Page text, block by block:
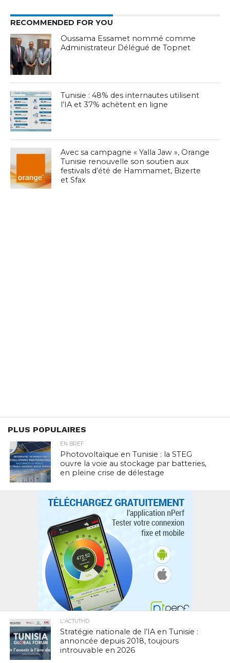
RECOMMENDED FOR YOU
Oussama Essamet nommé comme
Administrateur Délégué de Topnet
Tunisie : 48% des internautes utilisent
l’IA et 37% achètent en ligne
Avec sa campagne « Yalla Jaw », Orange
Tunisie renouvelle son soutien aux
festivals d’été de Hammamet, Bizerte
et Sfax
PLUS POPULAIRES
EN BREF
Photovoltaïque en Tunisie : la STEG
ouvre la voie au stockage par batteries,
en pleine crise de délestage
L'ACTUTHD
Stratégie nationale de l’IA en Tunisie :
annoncée depuis 2018, toujours
introuvable en 2026